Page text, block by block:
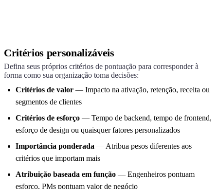
Critérios personalizáveis
Defina seus próprios critérios de pontuação para corresponder à
forma como sua organização toma decisões:
Critérios de valor — Impacto na ativação, retenção, receita ou
segmentos de clientes
Critérios de esforço — Tempo de backend, tempo de frontend,
esforço de design ou quaisquer fatores personalizados
Importância ponderada — Atribua pesos diferentes aos
critérios que importam mais
Atribuição baseada em função — Engenheiros pontuam
esforço, PMs pontuam valor de negócio